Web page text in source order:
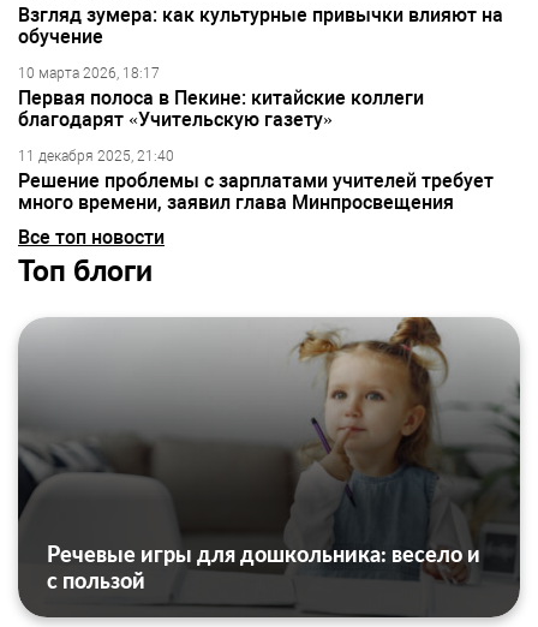
Взгляд зумера: как культурные привычки влияют на
обучение
10 марта 2026, 18:17
Первая полоса в Пекине: китайские коллеги
благодарят «Учительскую газету»
11 декабря 2025, 21:40
Решение проблемы с зарплатами учителей требует
много времени, заявил глава Минпросвещения
Все топ новости
Топ блоги
Речевые игры для дошкольника: весело и
с пользой